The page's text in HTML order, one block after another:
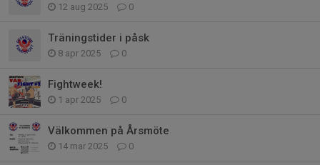
12 aug 2025 0
Träningstider i påsk
8 apr 2025 0
Fightweek!
1 apr 2025 0
Välkommen på Årsmöte
14 mar 2025 0